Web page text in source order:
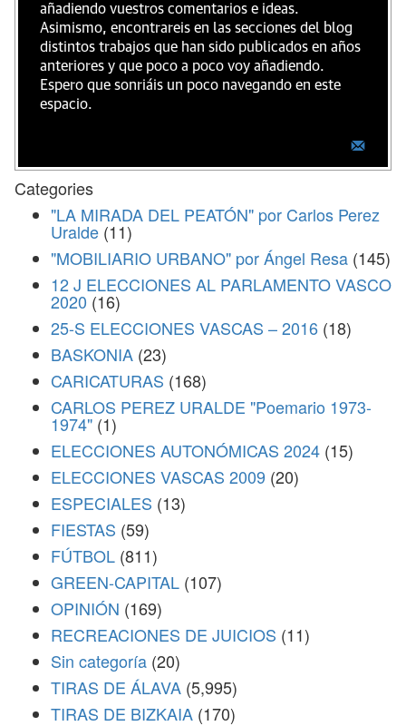
añadiendo vuestros comentarios e ideas.
Asimismo, encontrareis en las secciones del blog
distintos trabajos que han sido publicados en años
anteriores y que poco a poco voy añadiendo.
Espero que sonriáis un poco navegando en este
espacio.
Categories
"LA MIRADA DEL PEATÓN" por Carlos Perez
Uralde (11)
"MOBILIARIO URBANO" por Ángel Resa (145)
12 J ELECCIONES AL PARLAMENTO VASCO
2020 (16)
25-S ELECCIONES VASCAS – 2016 (18)
BASKONIA (23)
CARICATURAS (168)
CARLOS PEREZ URALDE "Poemario 1973-
1974" (1)
ELECCIONES AUTONÓMICAS 2024 (15)
ELECCIONES VASCAS 2009 (20)
ESPECIALES (13)
FIESTAS (59)
FÚTBOL (811)
GREEN-CAPITAL (107)
OPINIÓN (169)
RECREACIONES DE JUICIOS (11)
Sin categoría (20)
TIRAS DE ÁLAVA (5,995)
TIRAS DE BIZKAIA (170)